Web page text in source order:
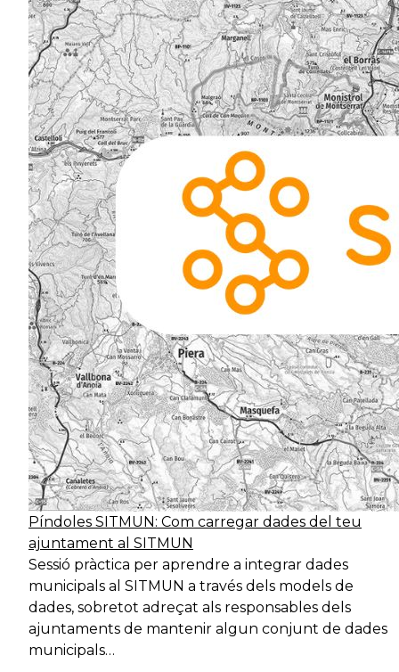
Píndoles SITMUN: Com carregar dades del teu
ajuntament al SITMUN
Sessió pràctica per aprendre a integrar dades
municipals al SITMUN a través dels models de
dades, sobretot adreçat als responsables dels
ajuntaments de mantenir algun conjunt de dades
municipals…